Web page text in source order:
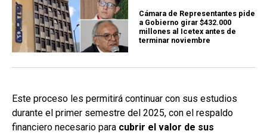
Cámara de Representantes pide
a Gobierno girar $432.000
millones al Icetex antes de
terminar noviembre
Este proceso les permitirá continuar con sus estudios
durante el primer semestre del 2025, con el respaldo
financiero necesario para cubrir el valor de sus